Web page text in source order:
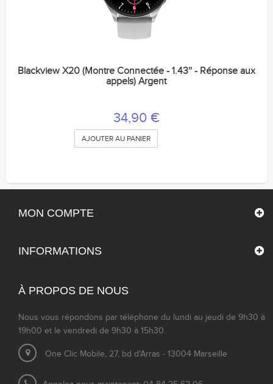
Blackview X20 (Montre Connectée - 1.43'' - Réponse aux
appels) Argent
34,90 €
AJOUTER AU PANIER
MON COMPTE
INFORMATIONS
À PROPOS DE NOUS
Nous vous répondons par téléphone du lundi au jeudi de 9h30 à
19h00 et le vendredi de 9h30 à 15h30.
One Clic Mobile, 27, bd d'Arras - 13004 Marseille